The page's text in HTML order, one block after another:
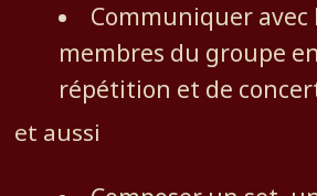
Communiquer avec
membres du groupe
répétition et de
et aussi